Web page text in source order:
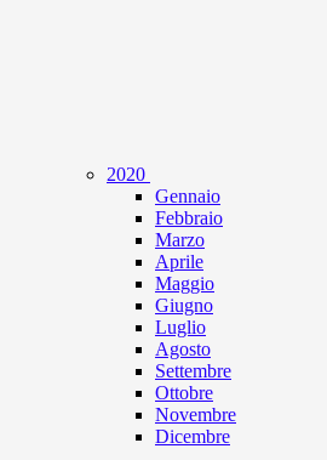
2020
Gennaio
Febbraio
Marzo
Aprile
Maggio
Giugno
Luglio
Agosto
Settembre
Ottobre
Novembre
Dicembre